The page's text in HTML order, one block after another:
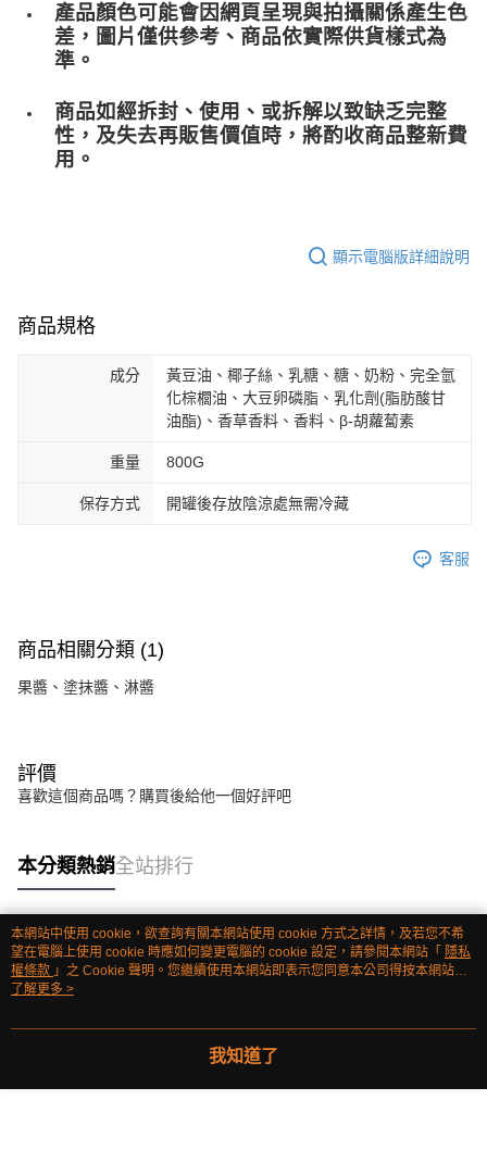
產品顏色可能會因網頁呈現與拍攝關係產生色
差，圖片僅供參考、商品依實際供貨樣式為
準。
商品如經拆封、使用、或拆解以致缺乏完整
性，及失去再販售價值時，將酌收商品整﻿新費
用。
顯示電腦版詳細說明
商品規格
成分
黃豆油、椰子絲、乳糖、糖、奶粉、完全氫
化棕櫚油、大豆卵磷脂、乳化劑(脂肪酸甘
油酯)、香草香料、香料、β-胡蘿蔔素
重量 800G
保存方式 開罐後存放陰涼處無需冷藏
客服
商品相關分類 (1)
果醬、塗抹醬、淋醬
評價
喜歡這個商品嗎？購買後給他一個好評吧
本分類熱銷全站排行
熱門標籤
本網站中使用 cookie，欲查詢有關本網站使用 cookie 方式之詳情，及若您不希
望在電腦上使用 cookie 時應如何變更電腦的 cookie 設定，請參閱本網站「 隱私
權條款 」之 Cookie 聲明。您繼續使用本網站即表示您同意本公司得按本網站使
用條款之 Cookie 聲明使用 cookie。
了解更多 >
我知道了